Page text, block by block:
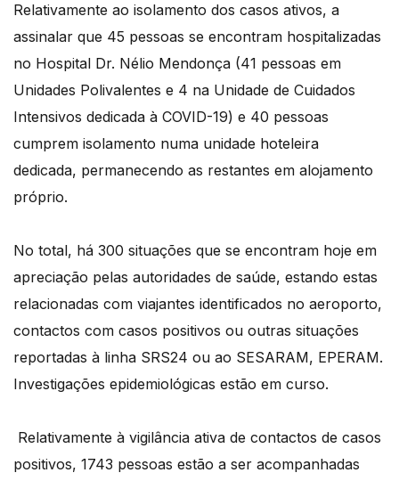
Relativamente ao isolamento dos casos ativos, a
assinalar que 45 pessoas se encontram hospitalizadas
no Hospital Dr. Nélio Mendonça (41 pessoas em
Unidades Polivalentes e 4 na Unidade de Cuidados
Intensivos dedicada à COVID-19) e 40 pessoas
cumprem isolamento numa unidade hoteleira
dedicada, permanecendo as restantes em alojamento
próprio.
No total, há 300 situações que se encontram hoje em
apreciação pelas autoridades de saúde, estando estas
relacionadas com viajantes identificados no aeroporto,
contactos com casos positivos ou outras situações
reportadas à linha SRS24 ou ao SESARAM, EPERAM.
Investigações epidemiológicas estão em curso.
Relativamente à vigilância ativa de contactos de casos
positivos, 1743 pessoas estão a ser acompanhadas